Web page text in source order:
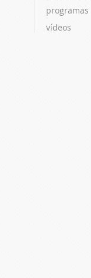
programas
vídeos